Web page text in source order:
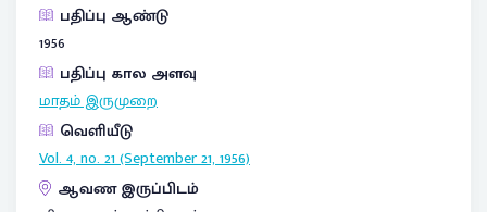
பதிப்பு ஆண்டு
1956
பதிப்பு கால அளவு
மாதம் இருமுறை
வெளியீடு
Vol. 4, no. 21 (September 21, 1956)
ஆவண இருப்பிடம்